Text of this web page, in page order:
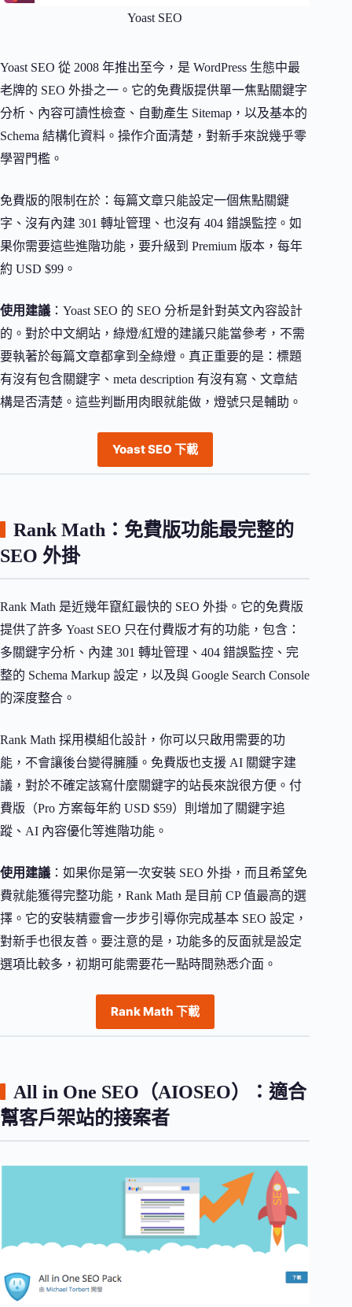
Yoast SEO
Yoast SEO 從 2008 年推出至今，是 WordPress 生態中最
老牌的 SEO 外掛之一。它的免費版提供單一焦點關鍵字
分析、內容可讀性檢查、自動產生 Sitemap，以及基本的
Schema 結構化資料。操作介面清楚，對新手來說幾乎零
學習門檻。
免費版的限制在於：每篇文章只能設定一個焦點關鍵
字、沒有內建 301 轉址管理、也沒有 404 錯誤監控。如
果你需要這些進階功能，要升級到 Premium 版本，每年
約 USD $99。
使用建議 ：Yoast SEO 的 SEO 分析是針對英文內容設計
的。對於中文網站，綠燈/紅燈的建議只能當參考，不需
要執著於每篇文章都拿到全綠燈。真正重要的是：標題
有沒有包含關鍵字、meta description 有沒有寫、文章結
構是否清楚。這些判斷用肉眼就能做，燈號只是輔助。
Yoast SEO 下載
Rank Math：免費版功能最完整的
SEO 外掛
Rank Math 是近幾年竄紅最快的 SEO 外掛。它的免費版
提供了許多 Yoast SEO 只在付費版才有的功能，包含：
多關鍵字分析、內建 301 轉址管理、404 錯誤監控、完
整的 Schema Markup 設定，以及與 Google Search Console
的深度整合。
Rank Math 採用模組化設計，你可以只啟用需要的功
能，不會讓後台變得臃腫。免費版也支援 AI 關鍵字建
議，對於不確定該寫什麼關鍵字的站長來說很方便。付
費版（Pro 方案每年約 USD $59）則增加了關鍵字追
蹤、AI 內容優化等進階功能。
使用建議 ：如果你是第一次安裝 SEO 外掛，而且希望免
費就能獲得完整功能，Rank Math 是目前 CP 值最高的選
擇。它的安裝精靈會一步步引導你完成基本 SEO 設定，
對新手也很友善。要注意的是，功能多的反面就是設定
選項比較多，初期可能需要花一點時間熟悉介面。
Rank Math 下載
All in One SEO（AIOSEO）：適合
幫客戶架站的接案者